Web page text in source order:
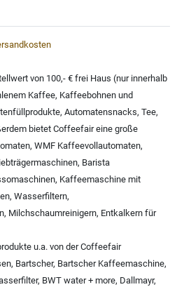
von 100,- € frei Haus (nur innerhalb
Kaffee, Kaffeebohnen und
, Automatensnacks, Tee,
bietet Coffeefair eine große
, WMF Kaffeevollautomaten,
, Barista
, Kaffeemaschine mit
, Wasserfiltern,
, Milchschaumreinigern, Entkalkern für
u.a. von derCoffeefair
, Bartscher, Bartscher Kaffeemaschine,
, BWT water + more, Dallmayr,